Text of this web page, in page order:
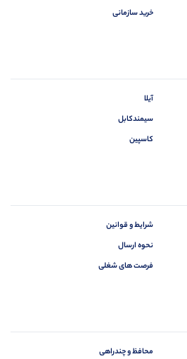
خرید سازمانی
آیلا
سیمندکابل
کاسپین
شرایط و قوانین
نحوه ارسال
فرصت های شغلی
محافظ و چندراهی